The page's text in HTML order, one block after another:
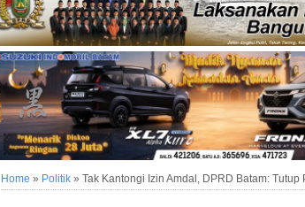
Home » Politik » Tak Kantongi Izin Amdal, DPRD Batam: Tutup